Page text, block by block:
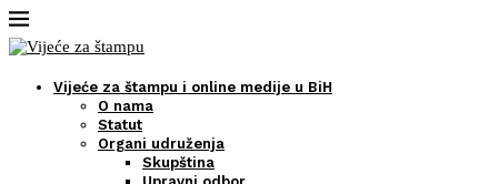
Vijeće za štampu i online medije u BiH
O nama
Statut
Organi udruženja
Skupština